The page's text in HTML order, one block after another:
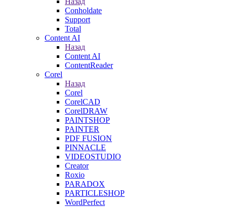
Conholdate
Support
Total
Content AI
Назад
Content AI
ContentReader
Corel
Назад
Corel
CorelCAD
CorelDRAW
PAINTSHOP
PAINTER
PDF FUSION
PINNACLE
VIDEOSTUDIO
Creator
Roxio
PARADOX
PARTICLESHOP
WordPerfect